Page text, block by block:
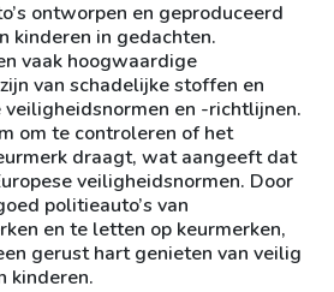
ontworpen en geproduceerd
kinderen in gedachten.
vaak hoogwaardige
van schadelijke stoffen en
en -richtlijnen.
om te controleren of het
draagt, wat aangeeft dat
veiligheidsnormen. Door
politieauto’s van
en te letten op keurmerken,
gerust hart genieten van veilig
kinderen.